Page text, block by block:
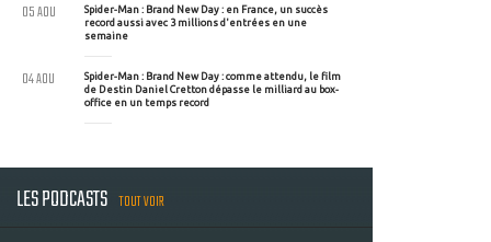
Spider-Man : Brand New Day : en France, un succès
record aussi avec 3 millions d'entrées en une
semaine
05 AOU
Spider-Man : Brand New Day : comme attendu, le film
de Destin Daniel Cretton dépasse le milliard au box-
office en un temps record
04 AOU
LES PODCASTS TOUT VOIR